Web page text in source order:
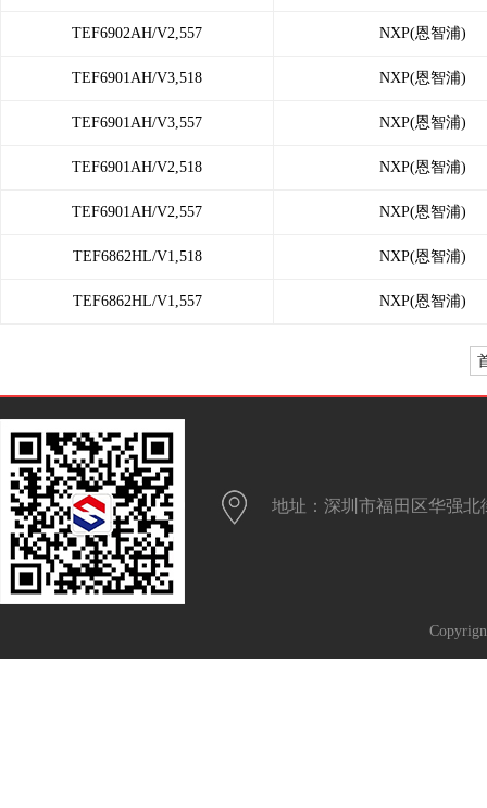
TEF6902AH/V2,557 NXP(恩智浦)
TEF6901AH/V3,518 NXP(恩智浦)
TEF6901AH/V3,557 NXP(恩智浦)
TEF6901AH/V2,518 NXP(恩智浦)
TEF6901AH/V2,557 NXP(恩智浦)
TEF6862HL/V1,518 NXP(恩智浦)
TEF6862HL/V1,557 NXP(恩智浦)
地址：深圳市福田区华强北